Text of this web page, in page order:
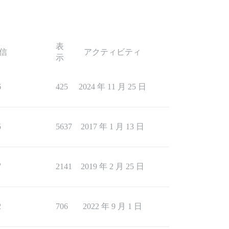
表
示
アクティビティ
425 2024 年 11 月 25 日
5637 2017 年 1 月 13 日
2141 2019 年 2 月 25 日
706 2022 年 9 月 1 日